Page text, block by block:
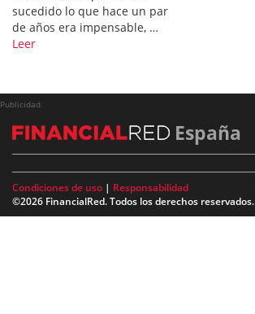
sucedido lo que hace un par
de años era impensable, …
Leer
Publicidad
España
Condiciones de uso | Responsabilidad
©2026 FinancialRed. Todos los derechos reservados.